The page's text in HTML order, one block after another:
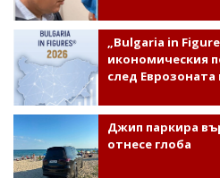
„Bulgaria in
икономическия
след
Джип паркира
отнесе глоба